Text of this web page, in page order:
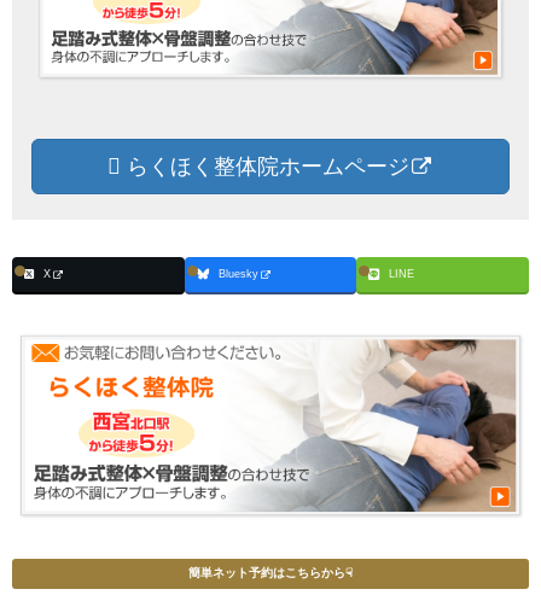
らくほく整体院ホームページ
X Bluesky LINE
簡単ネット予約はこちらから☟